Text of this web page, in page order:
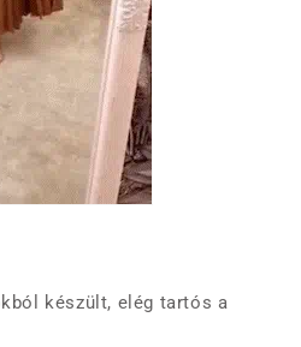
készült, elég tartós a